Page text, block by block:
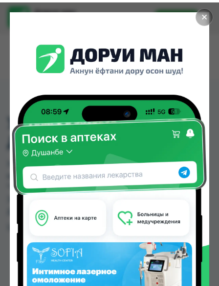
✕
Доруи ман
Установить
УВЛАЖНЯЮЩИЙ
ДНЕВНОЙ КРЕМ Q10
УВЛАЖНЯЮЩИЙ ДНЕВНОЙ КРЕМ Q10 можно
купить или заказать в аптеках, Дорухонаи
"Гулчехр", Нишон №1, Нишон №2, Нишон №3,
Душанбе и других городах Таджикистана
Цена: от14.00 TJS